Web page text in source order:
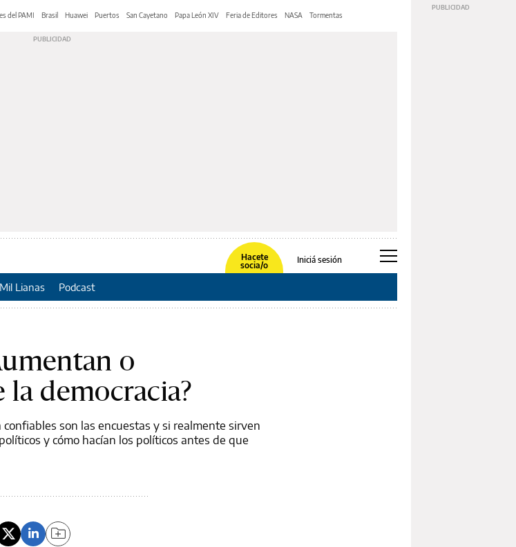
del PAMI Brasil Huawei Puertos San Cayetano Papa León XIV Feria de Editores NASA Tormentas
Hacete
socia/o
Iniciá sesión
Mil Lianas Podcast
o
democracia?
son las encuestas y si realmente sirven
y cómo hacían los políticos antes de que